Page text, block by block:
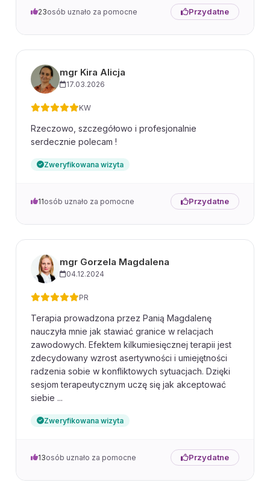
23osób uznało za pomocne Przydatne
mgr Kira Alicja
17.03.2026
KW
Rzeczowo, szczegółowo i profesjonalnie
serdecznie polecam !
Zweryfikowana wizyta
11osób uznało za pomocne Przydatne
mgr Gorzela Magdalena
04.12.2024
PR
Terapia prowadzona przez Panią Magdalenę
nauczyła mnie jak stawiać granice w relacjach
zawodowych. Efektem kilkumiesięcznej terapii jest
zdecydowany wzrost asertywności i umiejętności
radzenia sobie w konfliktowych sytuacjach. Dzięki
sesjom terapeutycznym uczę się jak akceptować
siebie ...
Zweryfikowana wizyta
13osób uznało za pomocne Przydatne